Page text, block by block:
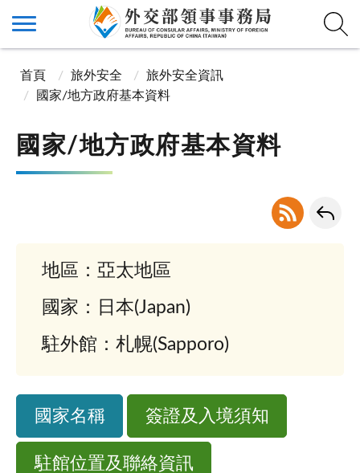
首頁 旅外安全
旅外安全資訊
國家/地方政府基本資料
國家/地方政府基本資料
地區：亞太地區
國家：日本(Japan)
駐外館：札幌(Sapporo)
國家名稱 簽證及入境須知
駐館位置及聯絡資訊